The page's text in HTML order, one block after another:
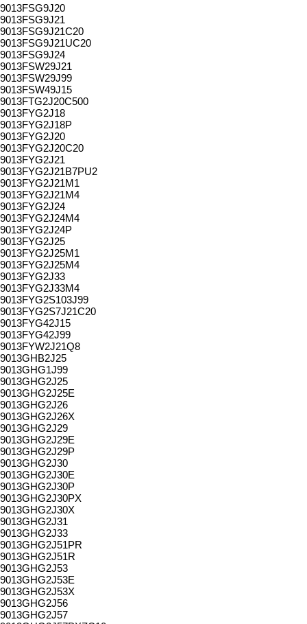
9013FSG9J20
9013FSG9J21
9013FSG9J21C20
9013FSG9J21UC20
9013FSG9J24
9013FSW29J21
9013FSW29J99
9013FSW49J15
9013FTG2J20C500
9013FYG2J18
9013FYG2J18P
9013FYG2J20
9013FYG2J20C20
9013FYG2J21
9013FYG2J21B7PU2
9013FYG2J21M1
9013FYG2J21M4
9013FYG2J24
9013FYG2J24M4
9013FYG2J24P
9013FYG2J25
9013FYG2J25M1
9013FYG2J25M4
9013FYG2J33
9013FYG2J33M4
9013FYG2S103J99
9013FYG2S7J21C20
9013FYG42J15
9013FYG42J99
9013FYW2J21Q8
9013GHB2J25
9013GHG1J99
9013GHG2J25
9013GHG2J25E
9013GHG2J26
9013GHG2J26X
9013GHG2J29
9013GHG2J29E
9013GHG2J29P
9013GHG2J30
9013GHG2J30E
9013GHG2J30P
9013GHG2J30PX
9013GHG2J30X
9013GHG2J31
9013GHG2J33
9013GHG2J51PR
9013GHG2J51R
9013GHG2J53
9013GHG2J53E
9013GHG2J53X
9013GHG2J56
9013GHG2J57